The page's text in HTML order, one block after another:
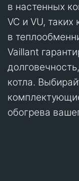
в настенных
VC и VU, таких
в
Vaillant
котла.
обогрева